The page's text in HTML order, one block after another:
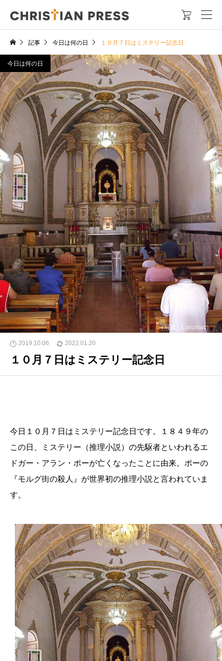

記事 今日は何の日 １０月７日はミステリー記念日
（写真：Lyricmac）
今日は何の日
2019.10.06 2022.01.20
１０月７日はミステリー記念日
今日１０月７日はミステリー記念日です。１８４９年の
この日、ミステリー（推理小説）の先駆者といわれるエ
ドガー・アラン・ポーが亡くなったことに由来。ポーの
『モルグ街の殺人』が世界初の推理小説と言われていま
す。